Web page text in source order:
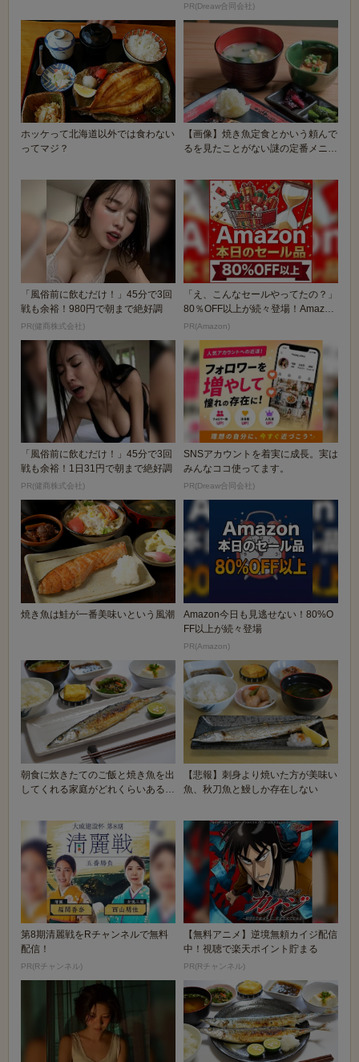
PR(Dreaw合同会社)
ホッケって北海道以外では食わない
ってマジ？
【画像】焼き魚定食とかいう頼んで
るを見たことがない謎の定番メニュ
「風俗前に飲むだけ！」45分で3回
戦も余裕！980円で朝まで絶好調
PR(健商株式会社)
「え、こんなセールやってたの？」
80％OFF以上が続々登場！Amazon
の本気が...
PR(Amazon)
「風俗前に飲むだけ！」45分で3回
戦も余裕！1日31円で朝まで絶好調
PR(健商株式会社)
SNSアカウントを着実に成長。実は
みんなココ使ってます。
PR(Dreaw合同会社)
焼き魚は鮭が一番美味いという風潮
Amazon今日も見逃せない！80%O
FF以上が続々登場
PR(Amazon)
朝食に炊きたてのご飯と焼き魚を出
してくれる家庭がどれくらいあるの
【悲報】刺身より焼いた方が美味い
魚、秋刀魚と鰻しか存在しない
第8期清麗戦をRチャンネルで無料
配信！
PR(Rチャンネル)
【無料アニメ】逆境無頼カイジ配信
中！視聴で楽天ポイント貯まる
PR(Rチャンネル)